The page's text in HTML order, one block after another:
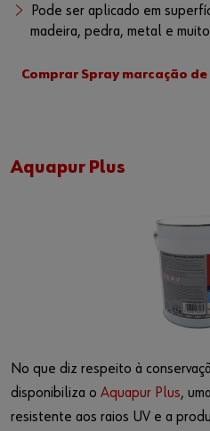
Pode ser aplicado em
madeira, pedra, metal e
Comprar Spray marcação
Aquapur Plus
No que diz respeito à
disponibiliza o Aquapur Plus,
resistente aos raios UV e a